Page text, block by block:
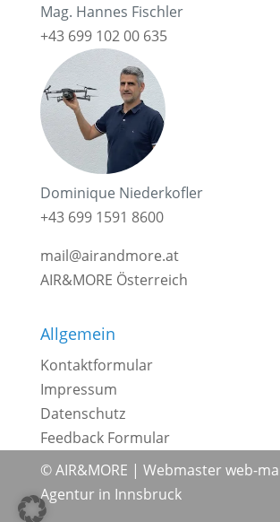
Mag. Hannes Fischler
+43 699 102 00 635
Dominique Niederkofler
+43 699 1591 8600
mail@airandmore.at
AIR&MORE Österreich
Allgemein
Kontaktformular
Impressum
Datenschutz
Feedback Formular
© AIR&MORE | Webmaster web-
Agentur in Innsbruck